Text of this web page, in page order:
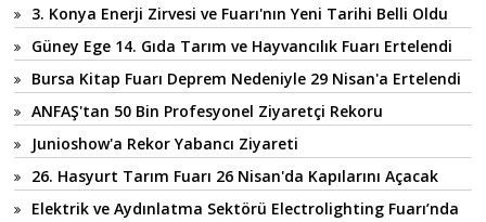
3. Konya Enerji Zirvesi ve Fuarı'nın Yeni Tarihi Belli Oldu
Güney Ege 14. Gıda Tarım ve Hayvancılık Fuarı Ertelendi
Bursa Kitap Fuarı Deprem Nedeniyle 29 Nisan'a Ertelendi
ANFAŞ'tan 50 Bin Profesyonel Ziyaretçi Rekoru
Junioshow'a Rekor Yabancı Ziyareti
26. Hasyurt Tarım Fuarı 26 Nisan'da Kapılarını Açacak
Elektrik ve Aydınlatma Sektörü Electrolighting Fuarı’nda